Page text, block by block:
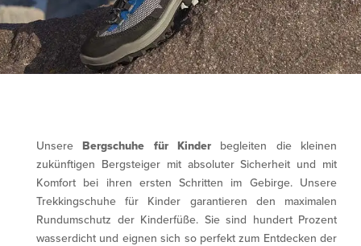
UnsereBergschuhe für Kinder begleiten die kleinen
zukünftigen Bergsteiger mit absoluter Sicherheit und mit
Komfort bei ihren ersten Schritten im Gebirge. Unsere
Trekkingschuhe für Kinder garantieren den maximalen
Rundumschutz der Kinderfüße. Sie sind hundert Prozent
wasserdicht und eignen sich so perfekt zum Entdecken der